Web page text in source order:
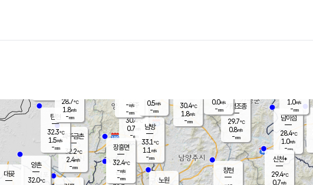
남이섬
28.4℃
1.0m/s
-mm
양주
30.4℃
0.7
-mm
1.0m/s
-mm
파주금촌
32.2℃
2.4m/s
-mm
가평조종
29.7℃
0.8m/s
-mm
30.4℃
1.8m/s
-mm
대곶
신천*
29.4℃
0.7m/s
창현
탄현
32.3℃
1.5m/s
-mm
0.0m/s
-mm
양촌
32.0℃
은평
노원
남방
33.1℃
1.1 m/s
-mm
장흥면
32.4℃
-m/s
-mm
-m/s
-mm
28.7℃
1.8m/s
-mm
0.5m/s
-mm